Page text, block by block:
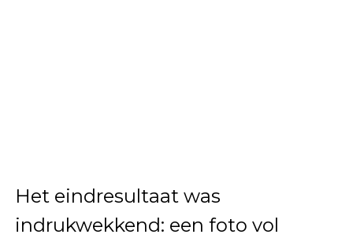
Het eindresultaat was
indrukwekkend: een foto vol